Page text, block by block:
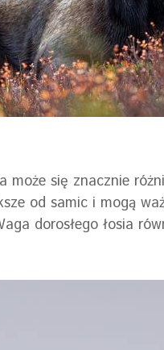
może się znacznie
od samic i mogą
dorosłego łosia